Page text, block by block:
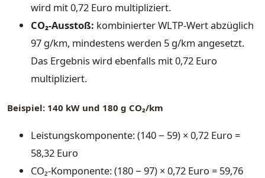
wird mit 0,72 Euro multipliziert.
CO₂-Ausstoß: kombinierter WLTP-Wert abzüglich
97 g/km, mindestens werden 5 g/km angesetzt.
Das Ergebnis wird ebenfalls mit 0,72 Euro
multipliziert.
Beispiel: 140 kW und 180 g CO₂/km
Leistungskomponente: (140 − 59) × 0,72 Euro =
58,32 Euro
CO₂-Komponente: (180 − 97) × 0,72 Euro = 59,76